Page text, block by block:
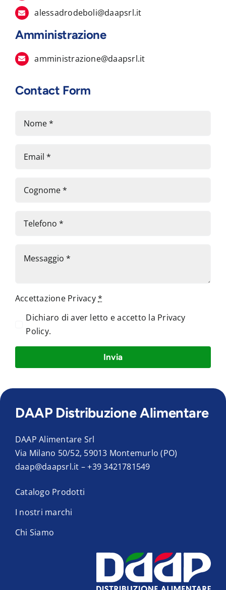
alessadrodeboli@daapsrl.it
Amministrazione
amministrazione@daapsrl.it
Contact Form
Accettazione Privacy*
Dichiaro di aver letto e accetto la Privacy
Policy.
Invia
DAAP Distribuzione Alimentare
DAAP Alimentare Srl
Via Milano 50/52, 59013 Montemurlo (PO)
daap@daapsrl.it –+39 3421781549
Catalogo Prodotti
I nostri marchi
Chi Siamo